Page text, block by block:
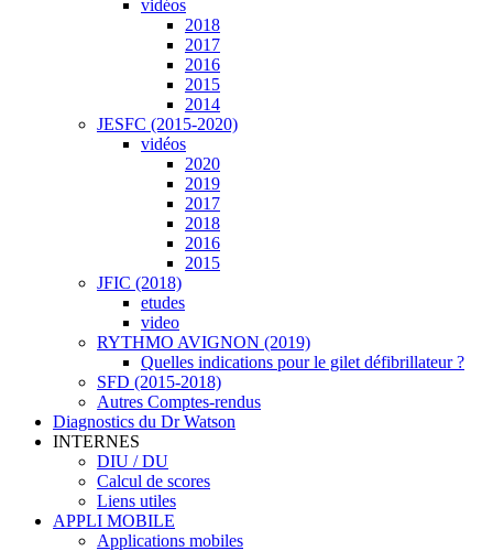
vidéos
2018
2017
2016
2015
2014
JESFC (2015-2020)
vidéos
2020
2019
2017
2018
2016
2015
JFIC (2018)
etudes
video
RYTHMO AVIGNON (2019)
Quelles indications pour le gilet défibrillateur ?
SFD (2015-2018)
Autres Comptes-rendus
Diagnostics du Dr Watson
INTERNES
DIU / DU
Calcul de scores
Liens utiles
APPLI MOBILE
Applications mobiles